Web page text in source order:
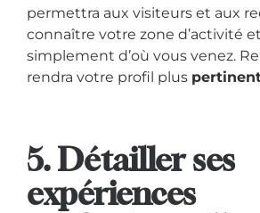
permettra aux visiteurs et aux
connaître votre zone d’activité
simplement d’où vous venez.
rendra votre profil plus
5. Détailler ses
expériences